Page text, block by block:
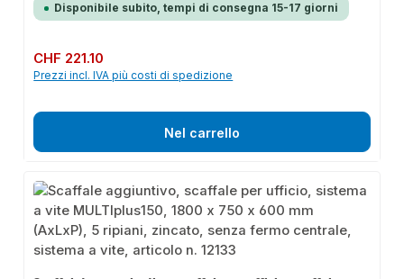
Disponibile subito, tempi di consegna 15-17 giorni
Prezzo normale:
CHF 221.10
Prezzi incl. IVA più costi di spedizione
Nel carrello